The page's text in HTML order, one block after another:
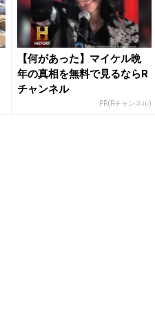
【何があった】マイケル晩
年の真相を無料で見るならR
チャンネル
PR(Rチャンネル)